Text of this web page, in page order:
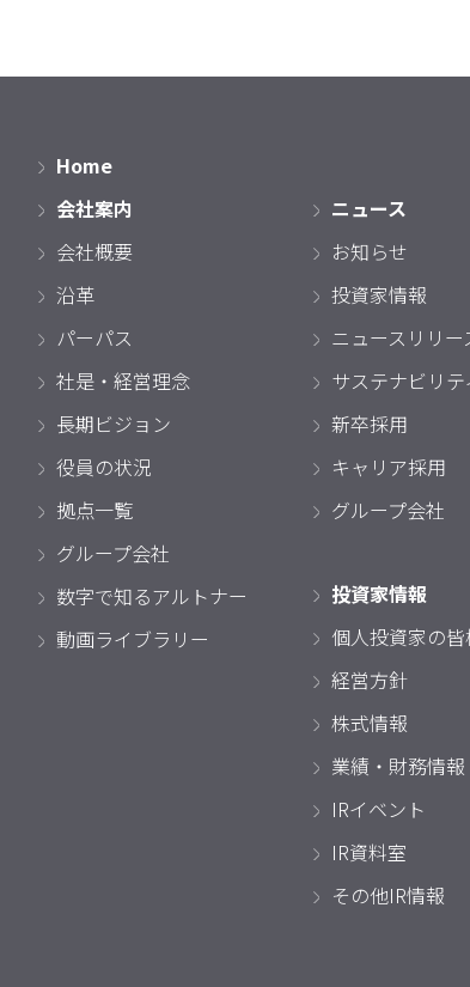
Home
会社案内
会社概要
沿革
パーパス
社是・経営理念
長期ビジョン
役員の状況
拠点一覧
グループ会社
数字で知るアルトナー
動画ライブラリー
ニュース
お知らせ
投資家情報
ニュースリリー
サステナビリテ
新卒採用
キャリア採用
グループ会社
投資家情報
個人投資家の
経営方針
株式情報
業績・財務情報
IRイベント
IR資料室
その他IR情報